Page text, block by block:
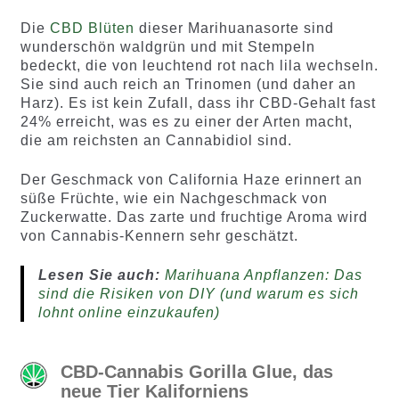
Die CBD Blüten dieser Marihuanasorte sind
wunderschön waldgrün und mit Stempeln
bedeckt, die von leuchtend rot nach lila wechseln.
Sie sind auch reich an Trinomen (und daher an
Harz). Es ist kein Zufall, dass ihr CBD-Gehalt fast
24% erreicht, was es zu einer der Arten macht,
die am reichsten an Cannabidiol sind.
Der Geschmack von California Haze erinnert an
süße Früchte, wie ein Nachgeschmack von
Zuckerwatte. Das zarte und fruchtige Aroma wird
von Cannabis-Kennern sehr geschätzt.
Lesen Sie auch: Marihuana Anpflanzen: Das
sind die Risiken von DIY (und warum es sich
lohnt online einzukaufen)
CBD-Cannabis Gorilla Glue, das
neue Tier Kaliforniens